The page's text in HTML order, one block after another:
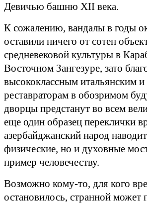
Девичью башню XII века.
К сожалению, вандалы в годы
оставили ничего от сотен
средневековой культуры в
Восточном Зангезуре, зато
высококлассным итальянским
реставраторам в обозримом
дворцы предстанут во всем
еще один образец переклички
азербайджанский народ
физические, но и духовные
пример человечеству.
Возможно кому-то, для кого
остановилось, странной может